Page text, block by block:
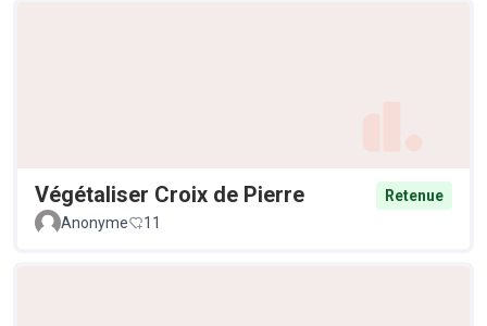
Végétaliser Croix de Pierre
Retenue
Anonyme
11